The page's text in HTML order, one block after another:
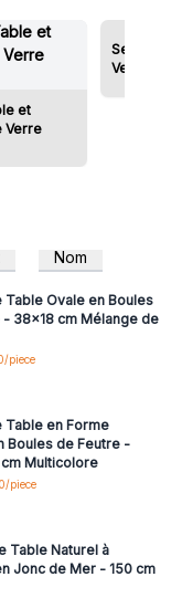
et
Verre
Sets de
Verres
Nom
vous pour
aux prix de gros
Table Ovale en Boules
38x18 cm Mélange de
piece
vous ou
Table en Forme
Boules de Feutre -
Multicolore
piece
vous ou
Table Naturel à
Jonc de Mer - 150 cm